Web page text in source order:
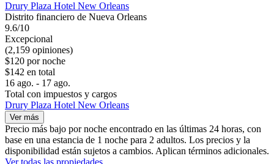
Drury Plaza Hotel New Orleans
Distrito financiero de Nueva Orleans
9.6/10
Excepcional
(2,159 opiniones)
$120 por noche
$142 en total
16 ago. - 17 ago.
Total con impuestos y cargos
Drury Plaza Hotel New Orleans
Ver más
Precio más bajo por noche encontrado en las últimas 24 horas, con
base en una estancia de 1 noche para 2 adultos. Los precios y la
disponibilidad están sujetos a cambios. Aplican términos adicionales.